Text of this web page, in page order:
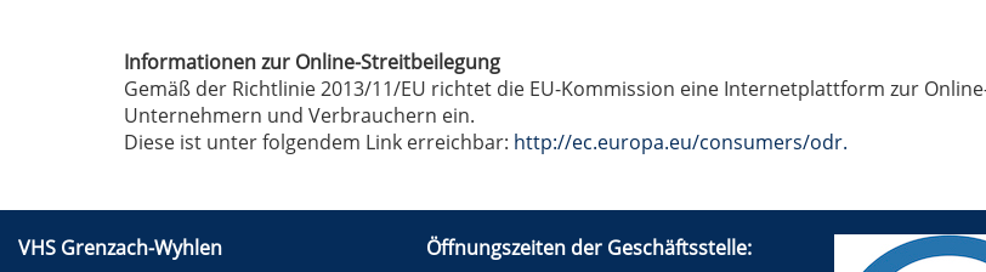
Informationen zur Online-Streitbeilegung
Gemäß der Richtlinie 2013/11/EU richtet die EU-Kommission eine Internetplattform zur
Unternehmern und Verbrauchern ein.
Diese ist unter folgendem Link erreichbar: http://ec.europa.eu/consumers/odr.
VHS Grenzach-Wyhlen Öffnungszeiten der Geschäftsstelle: